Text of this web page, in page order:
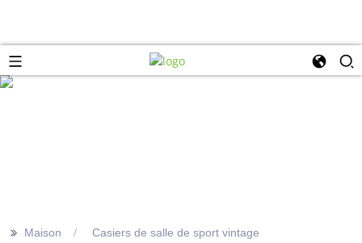
>> Maison Casiers de salle de sport vintage